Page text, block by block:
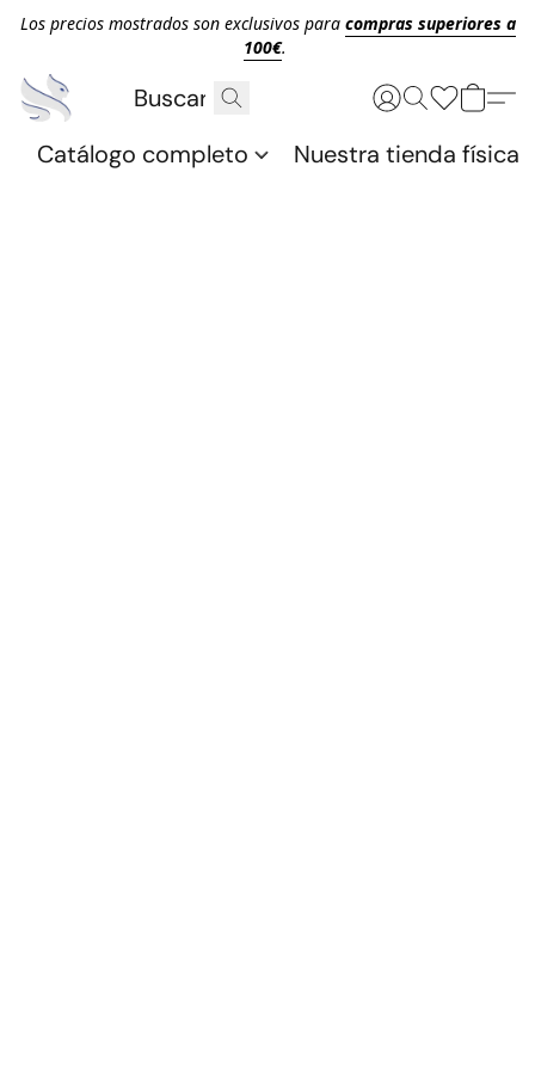
Los precios mostrados son exclusivos para compras superiores a
100€.
Catálogo completo Nuestra tienda física